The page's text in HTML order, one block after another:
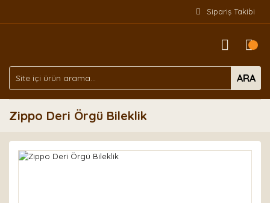
Sipariş Takibi
ARA
Zippo Deri Örgü Bileklik